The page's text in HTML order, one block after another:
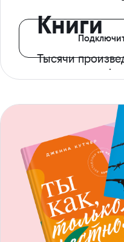
Книги
Тысячи
с доступом